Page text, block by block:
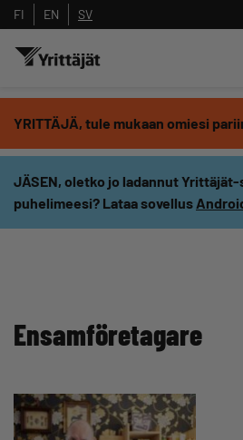
FI EN SV
YRITTÄJÄ, tule mukaan omiesi
JÄSEN, oletko jo ladannut
puhelimeesi? Lataa sovellus
Ensamföretagare
Sök nyheter, innehåll